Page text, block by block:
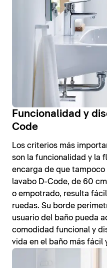
Funcionalidad y
Code
Los criterios más
son la funcionalidad y la
encarga de que
lavabo D-Code, de 60
o empotrado, resulta
ruedas. Su borde
usuario del baño pueda
comodidad funcional y
vida en el baño más fácil